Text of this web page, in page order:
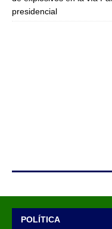
presidencial
POLÍTICA